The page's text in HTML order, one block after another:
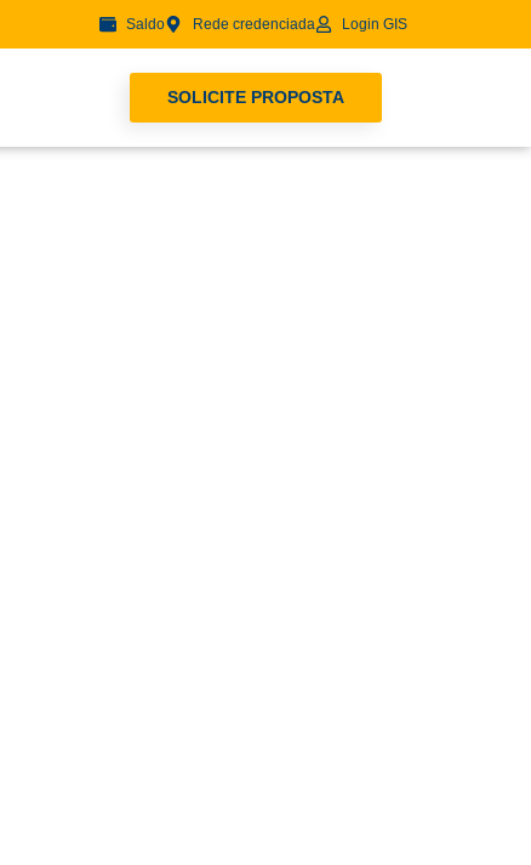
Saldo Rede credenciada Login GIS
SOLICITE PROPOSTA